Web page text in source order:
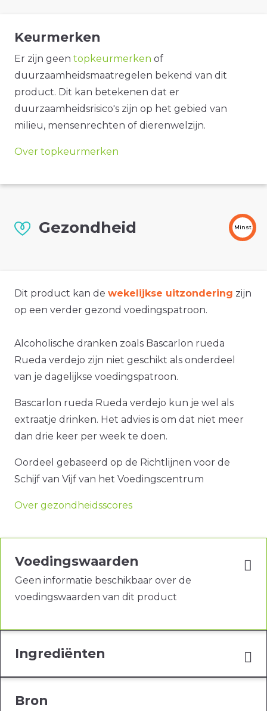
Keurmerken
Er zijn geen topkeurmerken of
duurzaamheidsmaatregelen bekend van dit
product. Dit kan betekenen dat er
duurzaamheidsrisico's zijn op het gebied van
milieu, mensenrechten of dierenwelzijn.
Over topkeurmerken
Gezondheid Minst
Dit product kan de wekelijkse uitzondering zijn
op een verder gezond voedingspatroon.
Alcoholische dranken zoals Bascarlon rueda
Rueda verdejo zijn niet geschikt als onderdeel
van je dagelijkse voedingspatroon.
Bascarlon rueda Rueda verdejo kun je wel als
extraatje drinken. Het advies is om dat niet meer
dan drie keer per week te doen.
Oordeel gebaseerd op de Richtlijnen voor de
Schijf van Vijf van het Voedingscentrum
Over gezondheidsscores
Voedingswaarden
Geen informatie beschikbaar over de
voedingswaarden van dit product
Ingrediënten
Bron